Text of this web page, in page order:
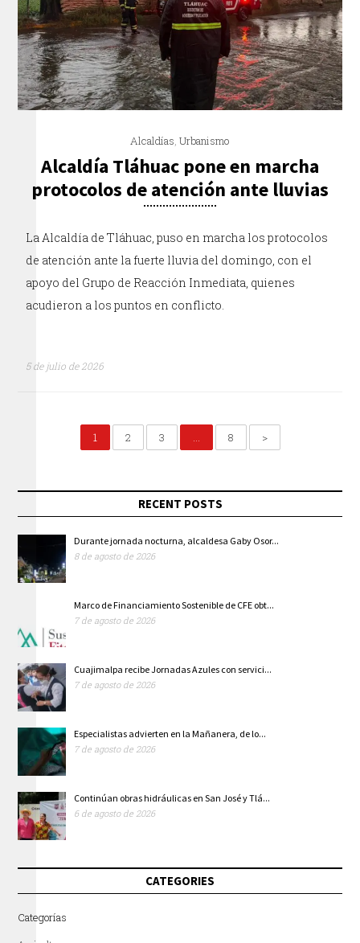
Alcaldías,Urbanismo
Alcaldía Tláhuac pone en marcha
protocolos de atención ante lluvias
La Alcaldía de Tláhuac, puso en marcha los protocolos
de atención ante la fuerte lluvia del domingo, con el
apoyo del Grupo de Reacción Inmediata, quienes
acudieron a los puntos en conflicto.
5 de julio de 2026
1 2 3 … 8 >
RECENT POSTS
Durante jornada nocturna, alcaldesa Gaby Osor...
8 de agosto de 2026
Marco de Financiamiento Sostenible de CFE obt...
7 de agosto de 2026
Cuajimalpa recibe Jornadas Azules con servici...
7 de agosto de 2026
Especialistas advierten en la Mañanera, de lo...
7 de agosto de 2026
Continúan obras hidráulicas en San José y Tlá...
6 de agosto de 2026
CATEGORIES
Categorías